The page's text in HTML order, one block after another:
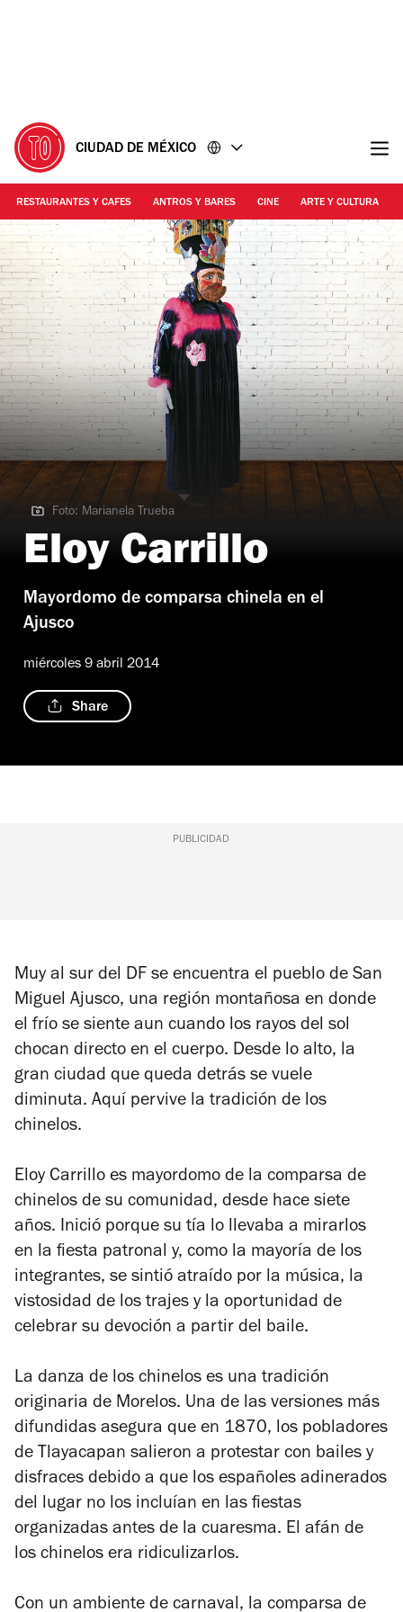
CIUDAD DE MÉXICO
RESTAURANTES Y CAFES ANTROS Y BARES CINE ARTE Y CULTURA
Foto: Marianela Trueba
Foto: Marianela Trueba
Eloy Carrillo
Mayordomo de comparsa chinela en el
Ajusco
miércoles 9 abril 2014
Share
PUBLICIDAD
Muy al sur del DF se encuentra el pueblo de San
Miguel Ajusco, una región montañosa en donde
el frío se siente aun cuando los rayos del sol
chocan directo en el cuerpo. Desde lo alto, la
gran ciudad que queda detrás se vuele
diminuta. Aquí pervive la tradición de los
chinelos.
Eloy Carrillo es mayordomo de la comparsa de
chinelos de su comunidad, desde hace siete
años. Inició porque su tía lo llevaba a mirarlos
en la fiesta patronal y, como la mayoría de los
integrantes, se sintió atraído por la música, la
vistosidad de los trajes y la oportunidad de
celebrar su devoción a partir del baile.
La danza de los chinelos es una tradición
originaria de Morelos. Una de las versiones más
difundidas asegura que en 1870, los pobladores
de Tlayacapan salieron a protestar con bailes y
disfraces debido a que los españoles adinerados
del lugar no los incluían en las fiestas
organizadas antes de la cuaresma. El afán de
los chinelos era ridiculizarlos.
Con un ambiente de carnaval, la comparsa de